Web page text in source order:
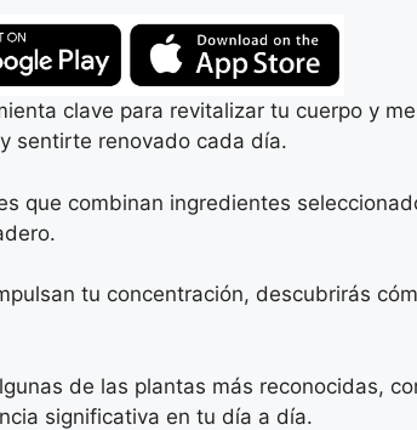
clave para revitalizar tu cuerpo y
sentirte renovado cada día.
que combinan ingredientes
tu concentración, descubrirás
de las plantas más reconocidas,
significativa en tu día a día.